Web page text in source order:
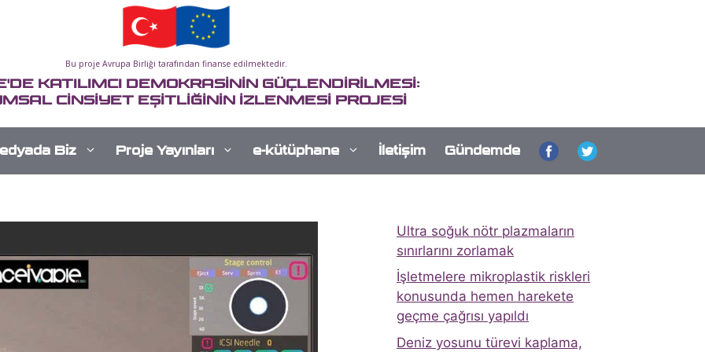
Bu proje Avrupa Birliği tarafından finanse edilmektedir.
KATILIMCI DEMOKRASİNİN GÜÇLENDİRİLMESİ:
CİNSİYET EŞİTLİĞİNİN İZLENMESİ PROJESİ
Biz Proje Yayınları e-kütüphane İletişim Gündemde
Ultra soğuk nötr plazmaların
sınırlarını zorlamak
İşletmelere mikroplastik riskleri
konusunda hemen harekete
geçme çağrısı yapıldı
Deniz yosunu türevi kaplama,